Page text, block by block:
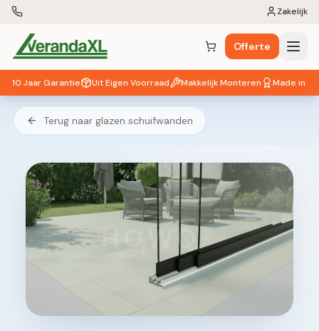
Zakelijk
Winkelwagen ( 0 items)
Offerte
10 Jaar Garantie Uit Eigen Voorraad Makkelijk Monteren Made in EU
Terug naar glazen schuifwanden
HOWQ®